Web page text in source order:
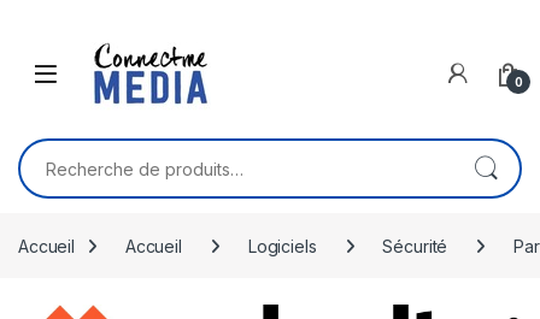
0
Recherche pour :
Accueil Accueil Logiciels Sécurité